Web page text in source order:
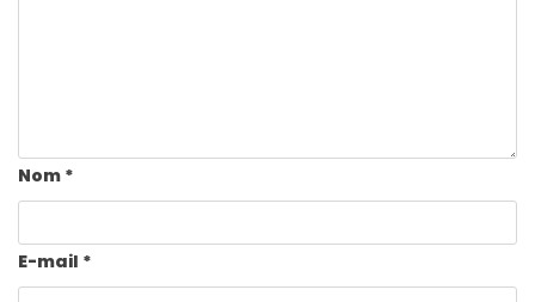
Nom *
E-mail *